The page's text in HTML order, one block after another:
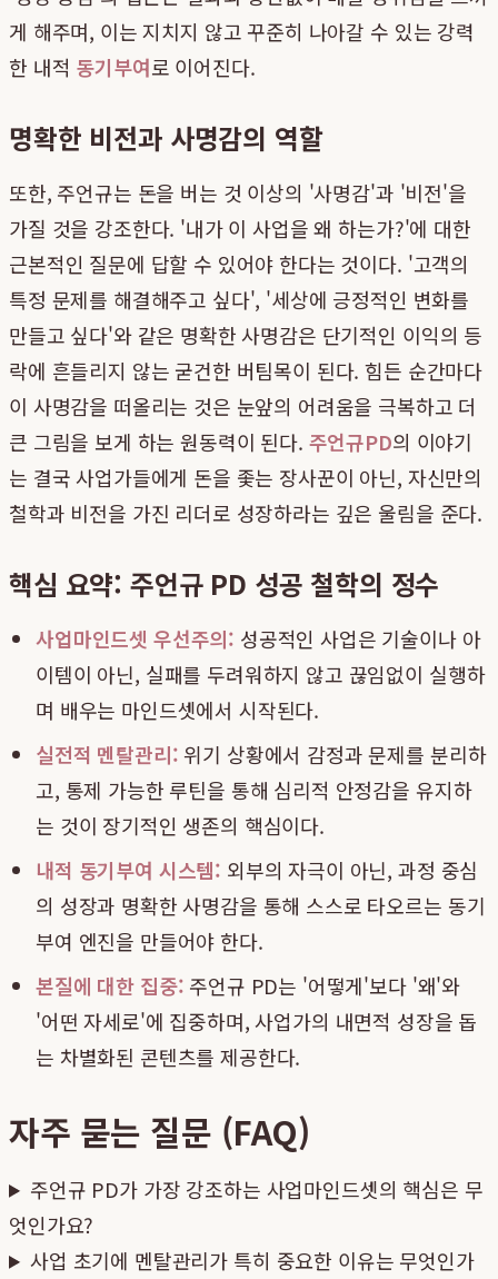
게 해주며, 이는 지치지 않고 꾸준히 나아갈 수 있는 강력
한 내적 동기부여로 이어진다.
명확한 비전과 사명감의 역할
또한, 주언규는 돈을 버는 것 이상의 '사명감'과 '비전'을
가질 것을 강조한다. '내가 이 사업을 왜 하는가?'에 대한
근본적인 질문에 답할 수 있어야 한다는 것이다. '고객의
특정 문제를 해결해주고 싶다', '세상에 긍정적인 변화를
만들고 싶다'와 같은 명확한 사명감은 단기적인 이익의 등
락에 흔들리지 않는 굳건한 버팀목이 된다. 힘든 순간마다
이 사명감을 떠올리는 것은 눈앞의 어려움을 극복하고 더
큰 그림을 보게 하는 원동력이 된다. 주언규PD의 이야기
는 결국 사업가들에게 돈을 좇는 장사꾼이 아닌, 자신만의
철학과 비전을 가진 리더로 성장하라는 깊은 울림을 준다.
핵심 요약: 주언규 PD 성공 철학의 정수
사업마인드셋 우선주의: 성공적인 사업은 기술이나 아
이템이 아닌, 실패를 두려워하지 않고 끊임없이 실행하
며 배우는 마인드셋에서 시작된다.
실전적 멘탈관리:위기 상황에서 감정과 문제를 분리하
고, 통제 가능한 루틴을 통해 심리적 안정감을 유지하
는 것이 장기적인 생존의 핵심이다.
내적 동기부여 시스템: 외부의 자극이 아닌, 과정 중심
의 성장과 명확한 사명감을 통해 스스로 타오르는 동기
부여 엔진을 만들어야 한다.
본질에 대한 집중: 주언규 PD는 '어떻게'보다 '왜'와
'어떤 자세로'에 집중하며, 사업가의 내면적 성장을 돕
는 차별화된 콘텐츠를 제공한다.
자주 묻는 질문 (FAQ)
주언규 PD가 가장 강조하는 사업마인드셋의 핵심은 무
엇인가요?
사업 초기에 멘탈관리가 특히 중요한 이유는 무엇인가